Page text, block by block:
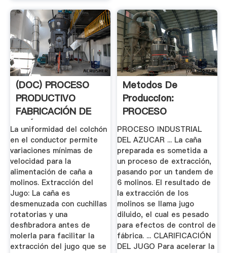
(DOC) PROCESO
PRODUCTIVO
FABRICACIÓN DE
AZÚCAR DE .
La uniformidad del colchón
en el conductor permite
variaciones mínimas de
velocidad para la
alimentación de caña a
molinos. Extracción del
Jugo: La caña es
desmenuzada con cuchillas
rotatorias y una
desfibradora antes de
molerla para facilitar la
extracción del jugo que se
Metodos De
Produccion:
PROCESO
INDUSTRIAL DEL
AZUCAR
PROCESO INDUSTRIAL
DEL AZUCAR ... La caña
preparada es sometida a
un proceso de extracción,
pasando por un tandem de
6 molinos. El resultado de
la extracción de los
molinos se llama jugo
diluido, el cual es pesado
para efectos de control de
fábrica. ... CLARIFICACIÓN
DEL JUGO Para acelerar la